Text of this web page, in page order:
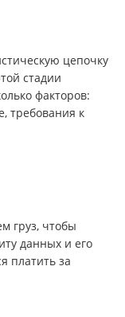
цепочку
стадии
факторов:
требования к
груз, чтобы
данных и его
платить за